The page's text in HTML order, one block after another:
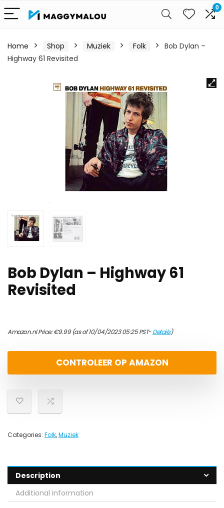
0
Home Shop Muziek Folk
Bob Dylan –
Highway 61 Revisited
Bob Dylan – Highway 61
Revisited
Amazon.nl Price:€9.99(as of 10/04/2023 05:25 PST-Details)
CONTROLEER OP AMAZON
Categories: Folk,Muziek
Description
Additional information